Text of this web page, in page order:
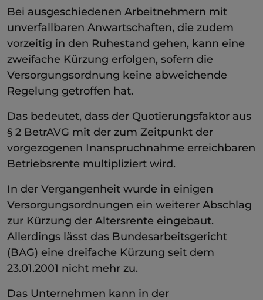
Bei ausgeschiedenen Arbeitnehmern mit
unverfallbaren Anwartschaften, die zudem
vorzeitig in den Ruhestand gehen, kann eine
zweifache Kürzung erfolgen, sofern die
Versorgungsordnung keine abweichende
Regelung getroffen hat.
Das bedeutet, dass der Quotierungsfaktor aus
§ 2 BetrAVG mit der zum Zeitpunkt der
vorgezogenen Inanspruchnahme erreichbaren
Betriebsrente multipliziert wird.
In der Vergangenheit wurde in einigen
Versorgungsordnungen ein weiterer Abschlag
zur Kürzung der Altersrente eingebaut.
Allerdings lässt das Bundesarbeitsgericht
(BAG) eine dreifache Kürzung seit dem
23.01.2001 nicht mehr zu.
Das Unternehmen kann in der